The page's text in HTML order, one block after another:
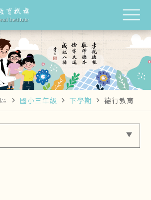
navigate_next 國小三年級 navigate_next 下學期 navigate_next 德行教育